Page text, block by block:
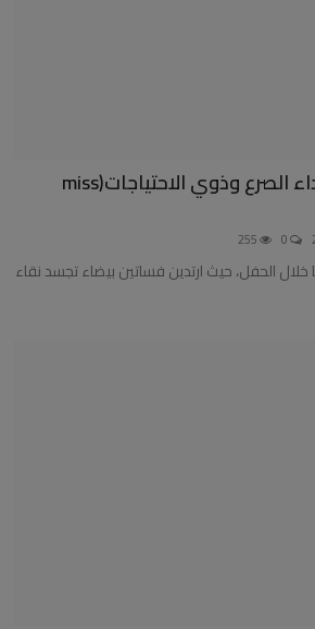
انتخاب ملكة جمال داء الصرع وذوي الاحتياجات(miss
خلال الحفل، حيث ارتدين فساتين بيضاء تجسد نقاء